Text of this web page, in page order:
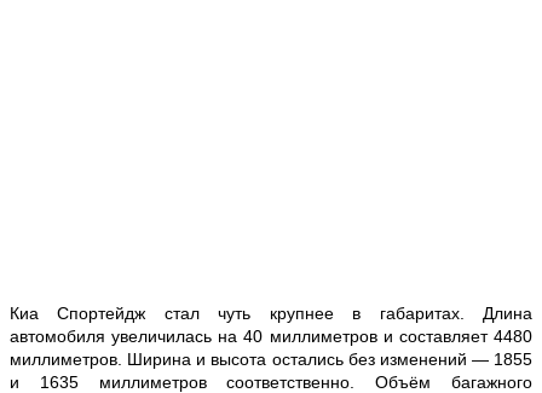
Киа Спортейдж стал чуть крупнее в габаритах. Длина
автомобиля увеличилась на 40 миллиметров и составляет 4480
миллиметров. Ширина и высота остались без изменений — 1855
и 1635 миллиметров соответственно. Объём багажного